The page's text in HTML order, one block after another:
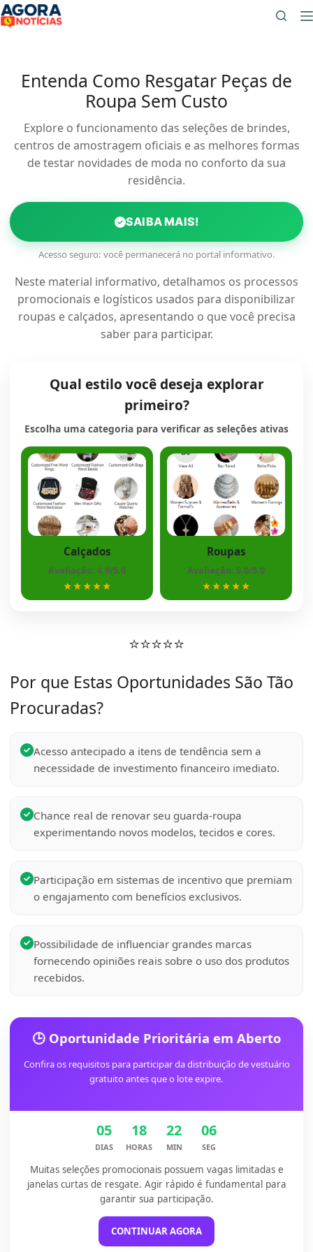
Pular
para
Entenda Como Resgatar Peças de
Roupa Sem Custo
Explore o funcionamento das seleções de brindes,
centros de amostragem oficiais e as melhores formas
de testar novidades de moda no conforto da sua
residência.
SAIBA MAIS!
Acesso seguro: você permanecerá no portal informativo.
Neste material informativo, detalhamos os processos
promocionais e logísticos usados para disponibilizar
roupas e calçados, apresentando o que você precisa
saber para participar.
Qual estilo você deseja explorar
primeiro?
Escolha uma categoria para verificar as seleções ativas
Calçados
Avaliação: 4.9/5.0
★★★★★
Roupas
Avaliação: 5.0/5.0
★★★★★
⭐⭐⭐⭐⭐
Por que Estas Oportunidades São Tão
Procuradas?
Acesso antecipado a itens de tendência sem a
necessidade de investimento financeiro imediato.
Chance real de renovar seu guarda-roupa
experimentando novos modelos, tecidos e cores.
Participação em sistemas de incentivo que premiam
o engajamento com benefícios exclusivos.
Possibilidade de influenciar grandes marcas
fornecendo opiniões reais sobre o uso dos produtos
recebidos.
🕒 Oportunidade Prioritária em Aberto
Confira os requisitos para participar da distribuição de vestuário
gratuito antes que o lote expire.
05
DIAS
18
HORAS
22
MIN
06
SEG
Muitas seleções promocionais possuem vagas limitadas e
janelas curtas de resgate. Agir rápido é fundamental para
garantir sua participação.
CONTINUAR AGORA